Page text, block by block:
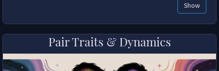
Show
Pair Traits & Dynamics